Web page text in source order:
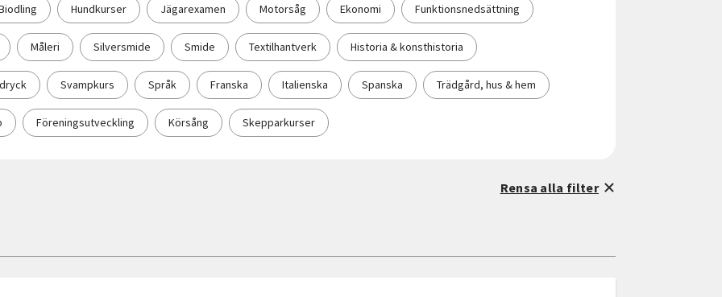
Hundkurser Jägarexamen Motorsåg Ekonomi Funktionsnedsättning
Måleri Silversmide Smide Textilhantverk Historia & konsthistoria
Svampkurs Språk Franska Italienska Spanska Trädgård, hus & hem
Föreningsutveckling Körsång Skepparkurser
Rensa alla filter